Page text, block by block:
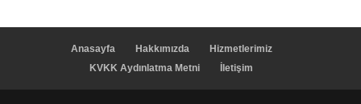
Anasayfa Hakkımızda
Hizmetlerimiz
KVKK Aydınlatma Metni
İletişim